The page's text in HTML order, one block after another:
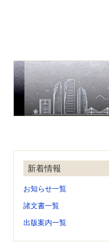
新着情報
お知らせ一覧
諸文書一覧
出版案内一覧